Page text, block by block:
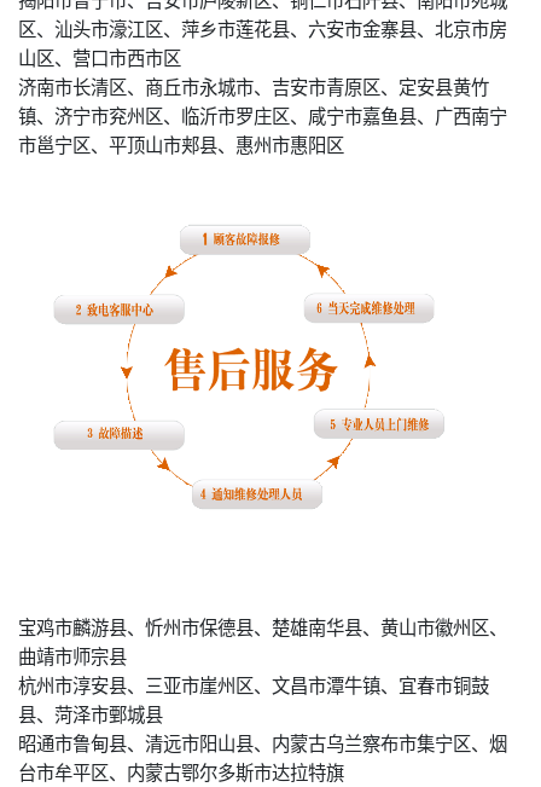
区、汕头市濠江区、萍乡市莲花县、六安市金寨县、北京市房
山区、营口市西市区
济南市长清区、商丘市永城市、吉安市青原区、定安县黄竹
镇、济宁市兖州区、临沂市罗庄区、咸宁市嘉鱼县、广西南宁
市邕宁区、平顶山市郏县、惠州市惠阳区
宝鸡市麟游县、忻州市保德县、楚雄南华县、黄山市徽州区、
曲靖市师宗县
杭州市淳安县、三亚市崖州区、文昌市潭牛镇、宜春市铜鼓
县、菏泽市鄄城县
昭通市鲁甸县、清远市阳山县、内蒙古乌兰察布市集宁区、烟
台市牟平区、内蒙古鄂尔多斯市达拉特旗